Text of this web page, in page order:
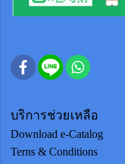
บริการช่วยเหลือ
Download e-Catalog
Terns & Conditions